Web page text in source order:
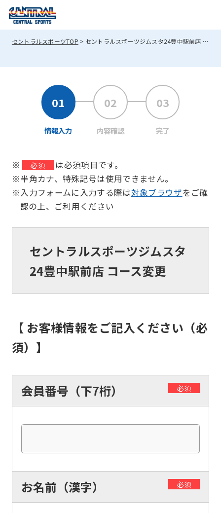
セントラルスポーツTOP セントラルスポーツジムスタ24豊中駅前店 コース変更
情報入力 内容確認 完了
※ 必須
は必須項目です。
※半角カナ、特殊記号は使用できません。
※入力フォームに入力する際は対象ブラウザをご確
認の上、ご利用ください
セントラルスポーツジムスタ
24豊中駅前店 コース変更
【 お客様情報をご記入ください（必
須）】
会員番号（下7桁） 必須
お名前（漢字） 必須